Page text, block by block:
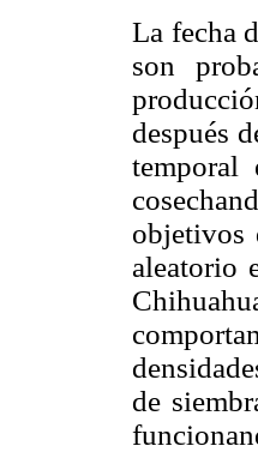
La fecha
son
después
temporal
objetivos
aleatorio
de